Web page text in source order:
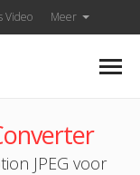
Video Meer
JPEG voor